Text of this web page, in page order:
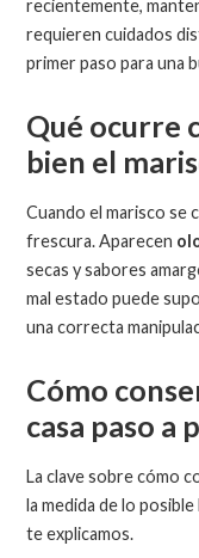
recientemente,
requieren cuidados
primer paso para una
Qué ocurre
bien el
Cuando el marisco se
frescura. Aparecen
secas y sabores
mal estado puede
una correcta
Cómo
casa paso a
La clave sobre cómo
la medida de lo posible
te explicamos.